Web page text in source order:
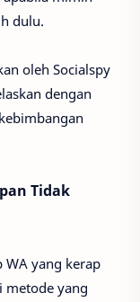
dulu.
oleh Socialspy
dengan
Tidak
WA yang kerap
metode yang